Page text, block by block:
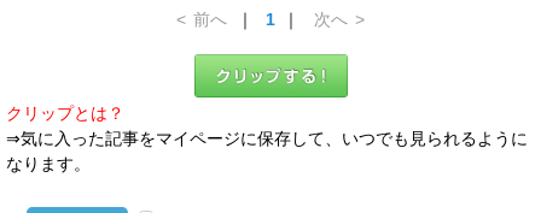
< 前へ ｜ 1 ｜ 次へ >
クリップとは？
⇒気に入った記事をマイページに保存して、いつでも見られるように
なります。